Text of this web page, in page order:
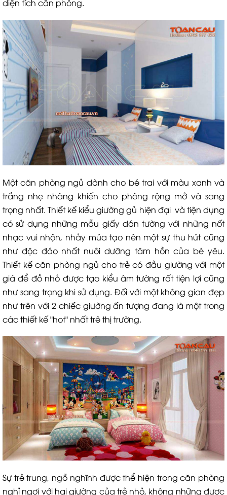
diện tích căn phòng.
Một căn phòng ngủ dành cho bé trai với màu xanh và
trắng nhẹ nhàng khiến cho phòng rộng mở và sang
trọng nhất. Thiết kế kiểu giường gủ hiện đại và tiện dụng
có sử dụng những mẫu giấy dán tường với những nốt
nhạc vui nhộn, nhảy múa tạo nên một sự thu hút cũng
như độc đáo nhất nuôi dưỡng tâm hồn của bé yêu.
Thiết kế căn phòng ngủ cho trẻ có đầu giường với một
giá để đồ nhỏ được tạo kiểu âm tường rất tiện lợi cũng
như sang trọng khi sử dụng. Đối với một không gian đẹp
như trên với 2 chiếc giường ấn tượng đang là một trong
các thiết kế "hot" nhất trê thị trường.
Sự trẻ trung, ngỗ nghĩnh được thể hiện trong căn phòng
nghỉ ngơi với hai giường của trẻ nhỏ, không những được